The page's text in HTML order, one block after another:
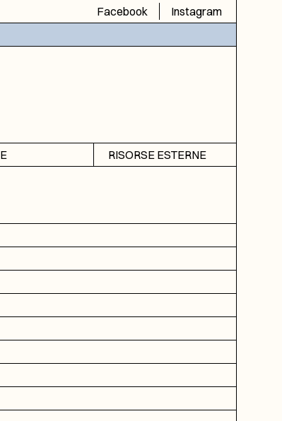
Facebook
Instagram
RISORSE ESTERNE
DGA
ICAR